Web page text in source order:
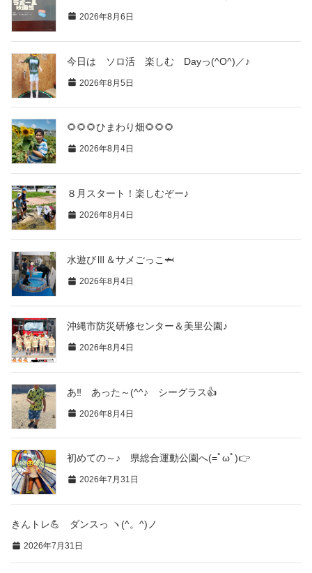
2026年8月6日
今日は ソロ活 楽しむ Dayっ(^O^)／♪
2026年8月5日
🌻🌻🌻ひまわり畑🌻🌻🌻
2026年8月4日
８月スタート！楽しむぞー♪
2026年8月4日
水遊びⅢ＆サメごっこ🦈
2026年8月4日
沖縄市防災研修センター＆美里公園♪
2026年8月4日
あ‼ あった～(^^♪ シーグラス👍
2026年8月4日
初めての～♪ 県総合運動公園へ(=ﾟωﾟ)👉
2026年7月31日
きんトレ💪 ダンスっ ヽ(^。^)ノ
2026年7月31日